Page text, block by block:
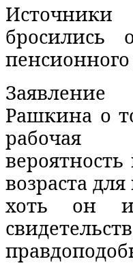
бросились
пенсионного
Рашкина о
рабочая
возраста
хоть он